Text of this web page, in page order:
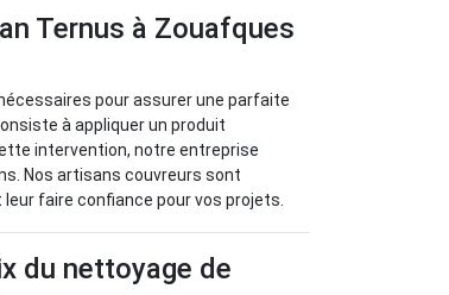
Ternus à Zouafques
pour assurer une parfaite
à appliquer un produit
intervention, notre entreprise
Nos artisans couvreurs sont
faire confiance pour vos projets.
du nettoyage de